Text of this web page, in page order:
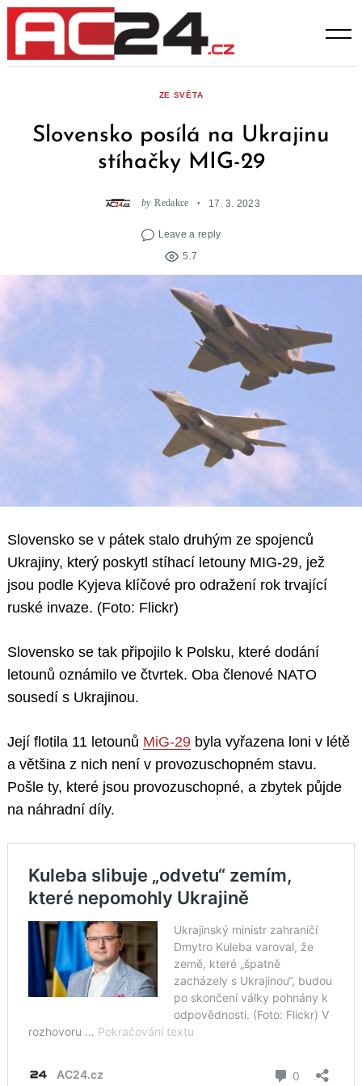
Skip
content
ZE SVĚTA
Slovensko posílá na Ukrajinu
stíhačky MIG-29
by Redakce 17. 3. 2023
Leave a reply
5.7
Slovensko se v pátek stalo druhým ze spojenců
Ukrajiny, který poskytl stíhací letouny MIG-29, jež
jsou podle Kyjeva klíčové pro odražení rok trvající
ruské invaze. (Foto: Flickr)
Slovensko se tak připojilo k Polsku, které dodání
letounů oznámilo ve čtvrtek. Oba členové NATO
sousedí s Ukrajinou.
Její flotila 11 letounů MiG-29 byla vyřazena loni v létě
a většina z nich není v provozuschopném stavu.
Pošle ty, které jsou provozuschopné, a zbytek půjde
na náhradní díly.